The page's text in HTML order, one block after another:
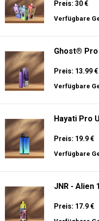
Preis: 30 €
Verfügbare
Ghost® Pro
Preis: 13.99 €
Verfügbare
Hayati Pro
Preis: 19.9 €
Verfügbare
JNR - Alien
Preis: 17.9 €